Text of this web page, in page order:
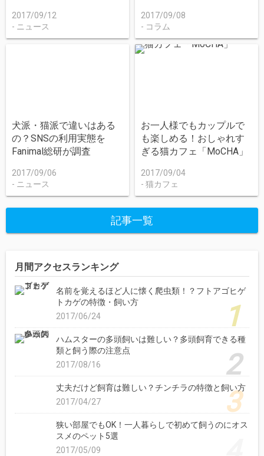
ラ
2017/09/12
ニュース
2017/09/08
コラム
犬派・猫派で違いはある
の？SNSの利用実態を
Fanimal総研が調査
2017/09/06
ニュース
お一人様でもカップルで
も楽しめる！おしゃれす
ぎる猫カフェ「MoCHA」
2017/09/04
猫カフェ
記事一覧
月間アクセスランキング
名前を覚えるほど人に懐く爬虫類！？フトアゴヒゲ
トカゲの特徴・飼い方
2017/06/24
ハムスターの多頭飼いは難しい？多頭飼育できる種
類と飼う際の注意点
2017/08/16
丈夫だけど飼育は難しい？チンチラの特徴と飼い方
2017/04/27
狭い部屋でもOK！一人暮らしで初めて飼うのにオス
スメのペット5選
2017/05/09